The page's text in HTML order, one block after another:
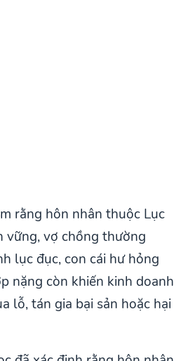
rằng hôn nhân thuộc Lục
vững, vợ chồng thường
lục đục, con cái hư hỏng
nặng còn khiến kinh doanh
lỗ, tán gia bại sản hoặc hại